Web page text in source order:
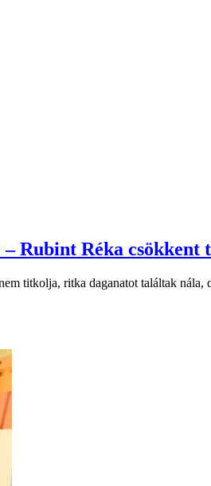
Rubint Réka csökkent
titkolja, ritka daganatot találtak